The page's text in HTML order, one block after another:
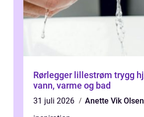
Rørlegger lillestrøm trygg hjelp til
vann, varme og bad
31 juli 2026
Anette Vik Olsen